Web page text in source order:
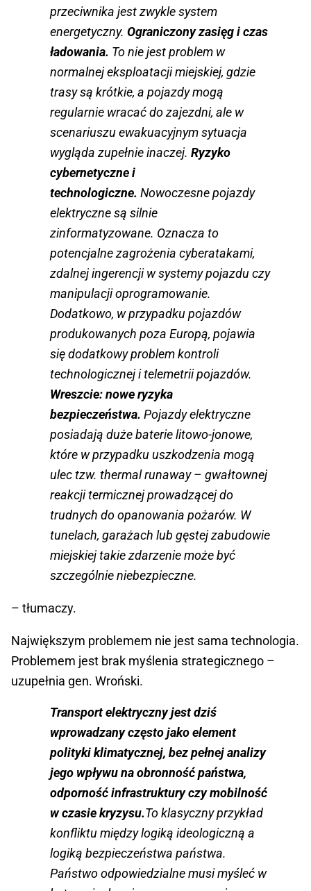
przeciwnika jest zwykle system
energetyczny. Ograniczony zasięg i czas
ładowania. To nie jest problem w
normalnej eksploatacji miejskiej, gdzie
trasy są krótkie, a pojazdy mogą
regularnie wracać do zajezdni, ale w
scenariuszu ewakuacyjnym sytuacja
wygląda zupełnie inaczej. Ryzyko
cybernetyczne i
technologiczne. Nowoczesne pojazdy
elektryczne są silnie
zinformatyzowane. Oznacza to
potencjalne zagrożenia cyberatakami,
zdalnej ingerencji w systemy pojazdu czy
manipulacji oprogramowanie.
Dodatkowo, w przypadku pojazdów
produkowanych poza Europą, pojawia
się dodatkowy problem kontroli
technologicznej i telemetrii pojazdów.
Wreszcie: nowe ryzyka
bezpieczeństwa. Pojazdy elektryczne
posiadają duże baterie litowo-jonowe,
które w przypadku uszkodzenia mogą
ulec tzw. thermal runaway – gwałtownej
reakcji termicznej prowadzącej do
trudnych do opanowania pożarów. W
tunelach, garażach lub gęstej zabudowie
miejskiej takie zdarzenie może być
szczególnie niebezpieczne.
– tłumaczy.
Największym problemem nie jest sama technologia.
Problemem jest brak myślenia strategicznego –
uzupełnia gen. Wroński.
Transport elektryczny jest dziś
wprowadzany często jako element
polityki klimatycznej, bez pełnej analizy
jego wpływu na obronność państwa,
odporność infrastruktury czy mobilność
w czasie kryzysu.To klasyczny przykład
konfliktu między logiką ideologiczną a
logiką bezpieczeństwa państwa.
Państwo odpowiedzialne musi myśleć w